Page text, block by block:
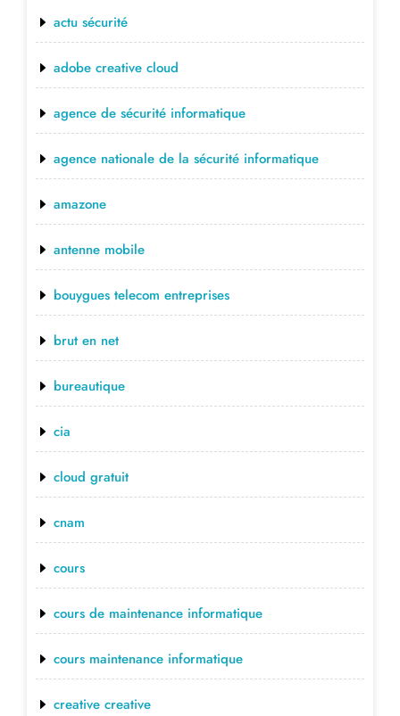
actu sécurité
adobe creative cloud
agence de sécurité informatique
agence nationale de la sécurité informatique
amazone
antenne mobile
bouygues telecom entreprises
brut en net
bureautique
cia
cloud gratuit
cnam
cours
cours de maintenance informatique
cours maintenance informatique
creative creative